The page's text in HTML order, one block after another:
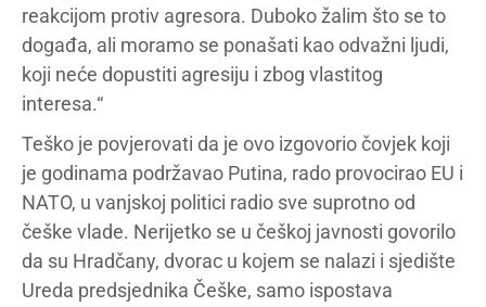
reakcijom protiv agresora. Duboko žalim što se to
događa, ali moramo se ponašati kao odvažni ljudi,
koji neće dopustiti agresiju i zbog vlastitog
interesa.“
Teško je povjerovati da je ovo izgovorio čovjek koji
je godinama podržavao Putina, rado provocirao EU i
NATO, u vanjskoj politici radio sve suprotno od
češke vlade. Nerijetko se u češkoj javnosti govorilo
da su Hradčany, dvorac u kojem se nalazi i sjedište
Ureda predsjednika Češke, samo ispostava